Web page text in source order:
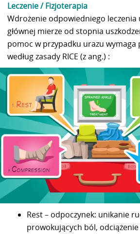
Leczenie / Fizjoterapia
Wdrożenie odpowiedniego leczenia
głównej mierze od stopnia
pomoc w przypadku urazu wymaga
według zasady RICE (z ang.) :
Rest – odpoczynek: unikanie
prowokujących ból, odciążenie